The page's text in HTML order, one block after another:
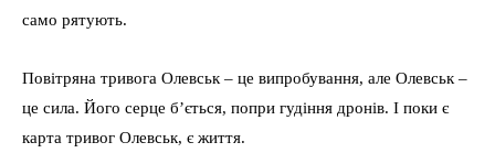
само рятують.
Повітряна тривога Олевськ – це випробування, але Олевськ –
це сила. Його серце б’ється, попри гудіння дронів. І поки є
карта тривог Олевськ, є життя.